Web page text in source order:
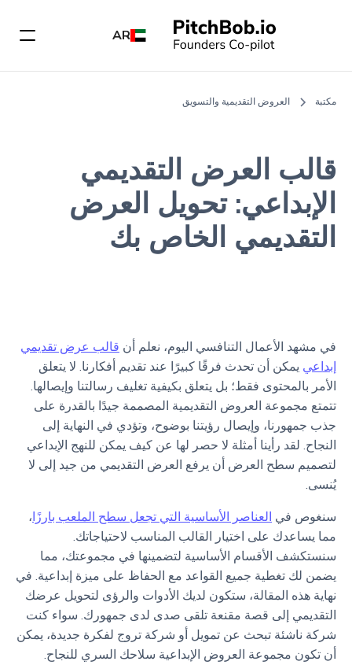
AR
مكتبة العروض التقديمية والتسويق
قالب العرض التقديمي
الإبداعي: تحويل العرض
التقديمي الخاص بك
في مشهد الأعمال التنافسي اليوم، نعلم أن قالب عرض تقديمي
إبداعي يمكن أن تحدث فرقًا كبيرًا عند تقديم أفكارنا. لا يتعلق
الأمر بالمحتوى فقط؛ بل يتعلق بكيفية تغليف رسالتنا وإيصالها.
تتمتع مجموعة العروض التقديمية المصممة جيدًا بالقدرة على
جذب جمهورنا، وإيصال رؤيتنا بوضوح، وتؤدي في النهاية إلى
النجاح. لقد رأينا أمثلة لا حصر لها عن كيف يمكن للنهج الإبداعي
لتصميم سطح العرض أن يرفع العرض التقديمي من جيد إلى لا
يُنسى.
سنغوص في العناصر الأساسية التي تجعل سطح الملعب بارزًا،
مما يساعدك على اختيار القالب المناسب لاحتياجاتك.
سنستكشف الأقسام الأساسية لتضمينها في مجموعتك، مما
يضمن لك تغطية جميع القواعد مع الحفاظ على ميزة إبداعية. في
نهاية هذه المقالة، ستكون لديك الأدوات والرؤى لتحويل عرضك
التقديمي إلى قصة مقنعة تلقى صدى لدى جمهورك. سواء كنت
شركة ناشئة تبحث عن تمويل أو شركة تروج لفكرة جديدة، يمكن
أن تكون مجموعة العروض الإبداعية سلاحك السري للنجاح.